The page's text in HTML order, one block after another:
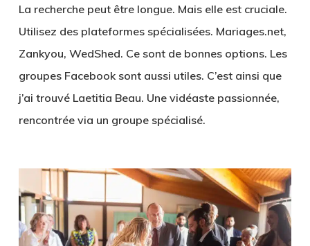
La recherche peut être longue. Mais elle est cruciale.
Utilisez des plateformes spécialisées. Mariages.net,
Zankyou, WedShed. Ce sont de bonnes options. Les
groupes Facebook sont aussi utiles. C’est ainsi que
j’ai trouvé Laetitia Beau. Une vidéaste passionnée,
rencontrée via un groupe spécialisé.